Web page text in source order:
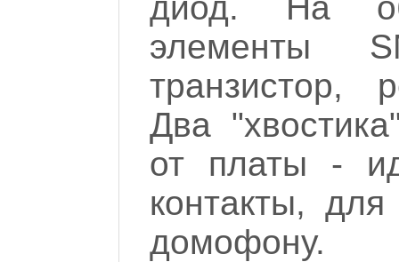
элементы
транзистор,
Два
от платы -
контакты,
домофону.